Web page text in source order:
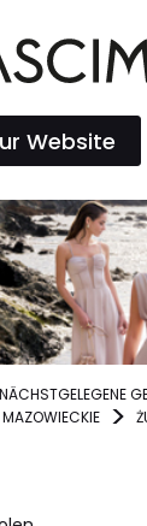
Website